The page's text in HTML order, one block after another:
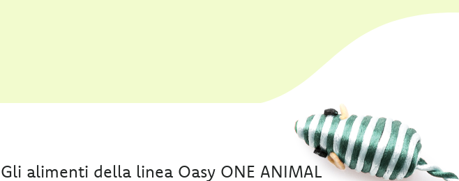
Gli alimenti della linea Oasy ONE ANIMAL